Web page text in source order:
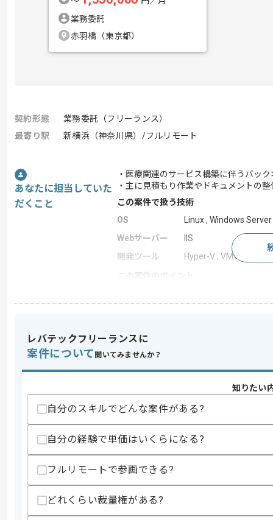
業務委託
赤羽橋（東京都）
契約形態
業務委託（フリーランス）
最寄り駅
新横浜（神奈川県）/フルリモート
あなたに担当していた
だくこと
・医療関連のサービス構築に伴うバッ
・主に見積もり作業やドキュメントの
この案件で扱う技術
OS
Linux , Windows Server
Webサーバー
IIS
開発ツール
Hyper-V , VMware
スキル
求めるスキル
・VMware等を用いた仮想化に関する知
・サーバーやストレージの構築経験
その他募集要項
募集人数
レバテックフリーランスに
案件について 聞いてみませんか？
知りたい
自分のスキルでどんな案件がある?
自分の経験で単価はいくらになる?
フルリモートで参画できる?
どれくらい裁量権がある?